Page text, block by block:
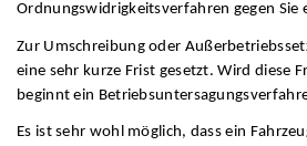
Ordnungswidrigkeitsverfahren gegen Sie
Zur Umschreibung oder
eine sehr kurze Frist gesetzt. Wird diese
beginnt ein
Es ist sehr wohl möglich, dass ein